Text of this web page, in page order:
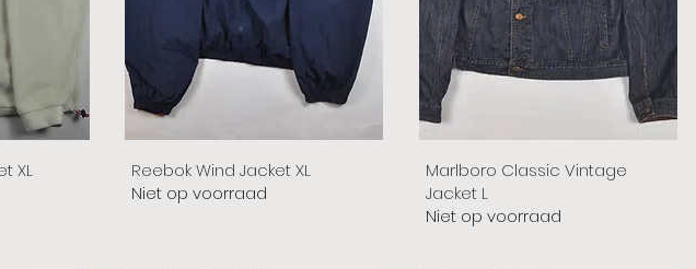
XL
Reebok Wind Jacket XL
Niet op voorraad
Marlboro Classic Vintage
Jacket L
Niet op voorraad